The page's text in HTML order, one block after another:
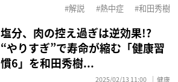
解説 熱中症 和田秀樹
塩分、肉の控え過ぎは逆効果!?
“やりすぎ”で寿命が縮む「健康習
慣6」を和田秀樹...
2025/02/13 11:00 健康